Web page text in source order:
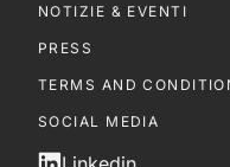
NOTIZIE & EVENTI
PRESS
TERMS AND
SOCIAL MEDIA